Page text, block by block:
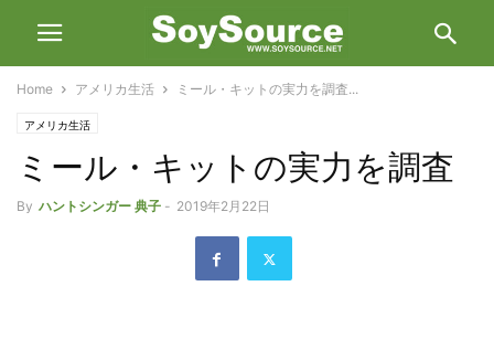
Home アメリカ生活 ミール・キットの実力を調査...
アメリカ生活
ミール・キットの実力を調査
By ハントシンガー 典子 - 2019年2月22日